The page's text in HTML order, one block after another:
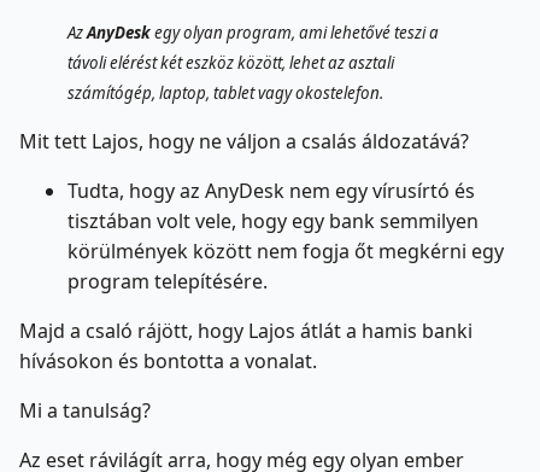
AzAnyDeskegy olyan program, ami lehetővé teszi a
távoli elérést két eszköz között, lehet az asztali
számítógép, laptop, tablet vagy okostelefon.
Mit tett Lajos, hogy ne váljon a csalás áldozatává?
Tudta, hogy az AnyDesk nem egy vírusírtó és
tisztában volt vele, hogy egy bank semmilyen
körülmények között nem fogja őt megkérni egy
program telepítésére.
Majd a csaló rájött, hogy Lajos átlát a hamis banki
hívásokon és bontotta a vonalat.
Mi a tanulság?
Az eset rávilágít arra, hogy még egy olyan ember